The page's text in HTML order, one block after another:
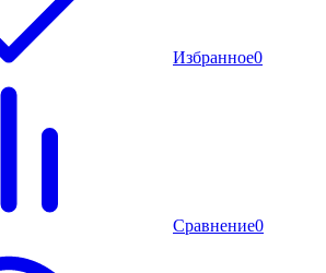
Избранное0
Сравнение0